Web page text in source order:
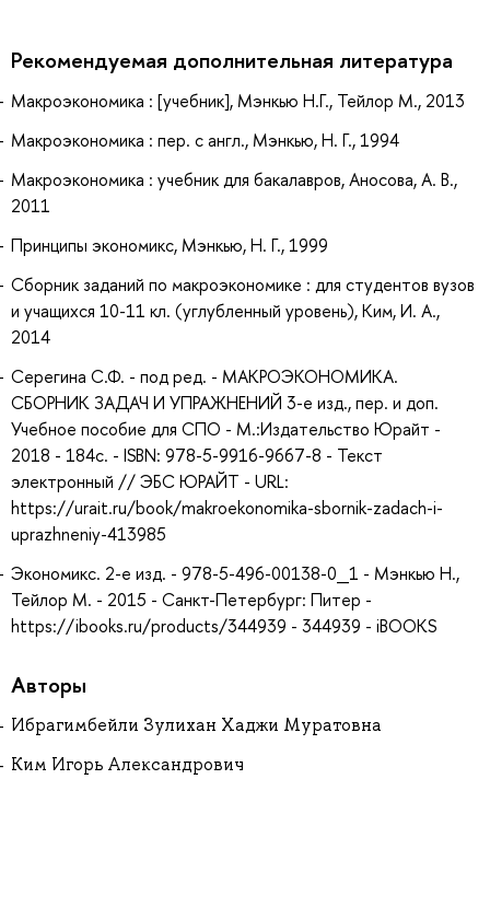
Рекомендуемая дополнительная литература
Макроэкономика : [учебник], Мэнкью Н.Г., Тейлор М., 2013
Макроэкономика : пер. с англ., Мэнкью, Н. Г., 1994
Макроэкономика : учебник для бакалавров, Аносова, А. В.,
2011
Принципы экономикс, Мэнкью, Н. Г., 1999
Сборник заданий по макроэкономике : для студентов вузов
и учащихся 10-11 кл. (углубленный уровень), Ким, И. А.,
2014
Серегина С.Ф. - под ред. - МАКРОЭКОНОМИКА.
СБОРНИК ЗАДАЧ И УПРАЖНЕНИЙ 3-е изд., пер. и доп.
Учебное пособие для СПО - М.:Издательство Юрайт -
2018 - 184с. - ISBN: 978-5-9916-9667-8 - Текст
электронный // ЭБС ЮРАЙТ - URL:
https://urait.ru/book/makroekonomika-sbornik-zadach-i-
uprazhneniy-413985
Экономикс. 2-е изд. - 978-5-496-00138-0_1 - Мэнкью Н.,
Тейлор М. - 2015 - Санкт-Петербург: Питер -
https://ibooks.ru/products/344939 - 344939 - iBOOKS
Авторы
Ибрагимбейли Зулихан Хаджи Муратовна
Ким Игорь Александрович